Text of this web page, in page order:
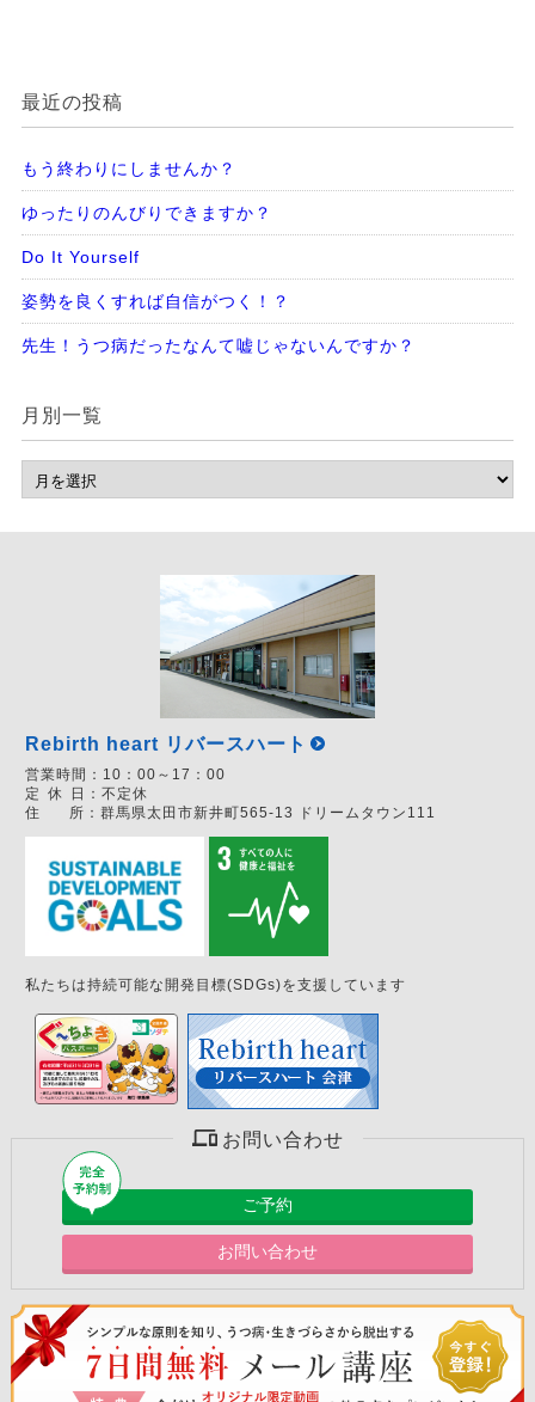
最近の投稿
もう終わりにしませんか？
ゆったりのんびりできますか？
Do It Yourself
姿勢を良くすれば自信がつく！？
先生！うつ病だったなんて嘘じゃないんですか？
月別一覧
Rebirth heart リバースハート
営業時間： 10：00～17：00
定 休 日： 不定休
住
所： 群馬県太田市新井町565-13 ドリームタウン111
私たちは持続可能な開発目標(SDGs)を支援しています
お問い合わせ
ご予約
お問い合わせ